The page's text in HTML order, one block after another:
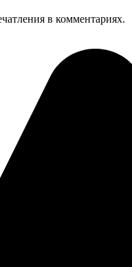
в комментариях.